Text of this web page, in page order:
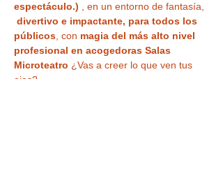
espectáculo.) , en un entorno de fantasía,
divertivo e impactante, para todos los
públicos , con magia del más alto nivel
profesional en acogedoras Salas
Microteatro ¿Vas a creer lo que ven tus
ojos?